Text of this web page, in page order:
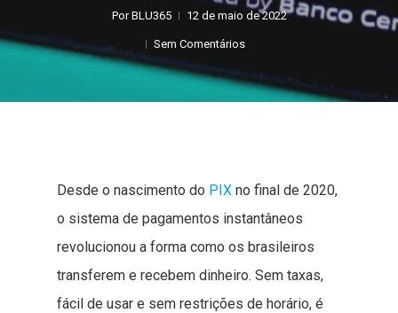
Por BLU365 12 de maio de 2022
Sem Comentários
Desde o nascimento do PIX no final de 2020,
o sistema de pagamentos instantâneos
revolucionou a forma como os brasileiros
transferem e recebem dinheiro. Sem taxas,
fácil de usar e sem restrições de horário, é